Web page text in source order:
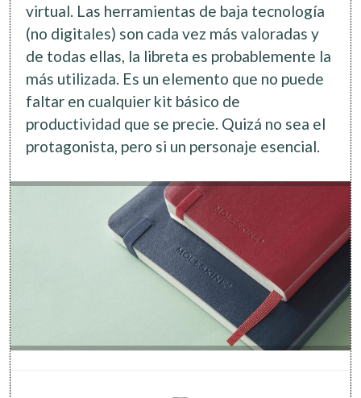
virtual. Las herramientas de baja tecnología
(no digitales) son cada vez más valoradas y
de todas ellas, la libreta es probablemente la
más utilizada. Es un elemento que no puede
faltar en cualquier kit básico de
productividad que se precie. Quizá no sea el
protagonista, pero si un personaje esencial.